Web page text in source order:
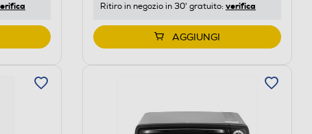
Ritiro in negozio in 30' gratuito: verifica
AGGIUNGI